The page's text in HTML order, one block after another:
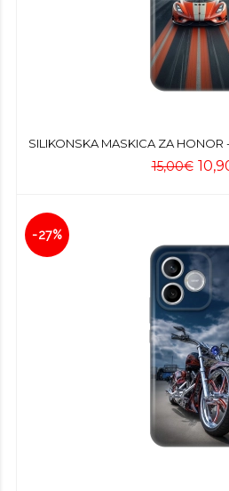
SILIKONSKA MASKICA ZA HONOR
15,00€
-27%